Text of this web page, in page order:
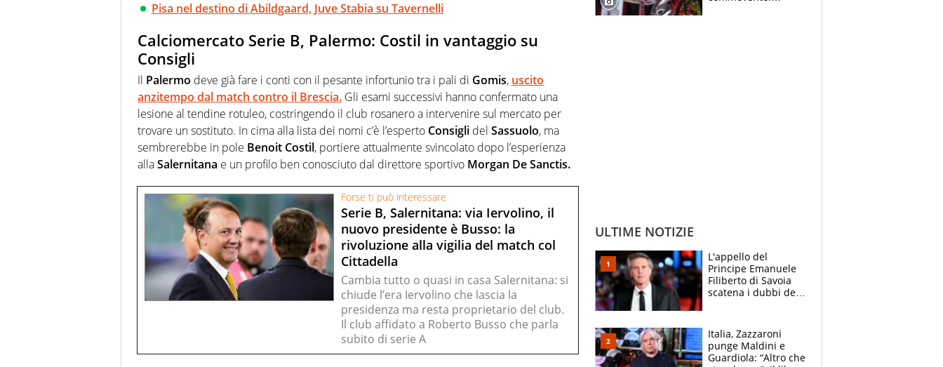
Pisa nel destino di Abildgaard, Juve Stabia su Tavernelli
Calciomercato Serie B, Palermo: Costil in vantaggio su
Consigli
Il Palermo deve già fare i conti con il pesante infortunio tra i pali di Gomis, uscito
anzitempo dal match contro il Brescia. Gli esami successivi hanno confermato una
lesione al tendine rotuleo, costringendo il club rosanero a intervenire sul mercato per
trovare un sostituto. In cima alla lista dei nomi c’è l’esperto Consigli del Sassuolo, ma
sembrerebbe in pole Benoit Costil, portiere attualmente svincolato dopo l’esperienza
allaSalernitana e un profilo ben conosciuto dal direttore sportivo Morgan De Sanctis.
Forse ti può interessare
Serie B, Salernitana: via Iervolino, il
nuovo presidente è Busso: la
rivoluzione alla vigilia del match col
Cittadella
Cambia tutto o quasi in casa Salernitana: si
chiude l’era Iervolino che lascia la
presidenza ma resta proprietario del club.
Il club affidato a Roberto Busso che parla
subito di serie A
ULTIME NOTIZIE
L'appello del
Principe Emanuele
Filiberto di Savoia
scatena i dubbi dei
Italia, Zazzaroni
punge Maldini e
Guardiola: “Altro che